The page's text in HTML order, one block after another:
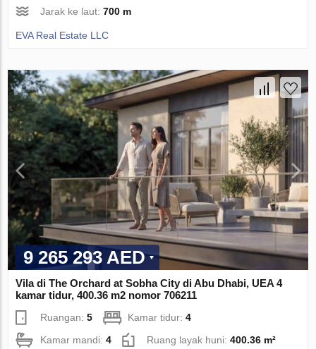
Jarak ke laut:700 m
EVA Real Estate LLC
9 265 293 AED
Vila di The Orchard at Sobha City di Abu Dhabi, UEA 4
kamar tidur, 400.36 m2 nomor 706211
Ruangan:5 Kamar tidur:4
Kamar mandi:4 Ruang layak huni:400.36 m²